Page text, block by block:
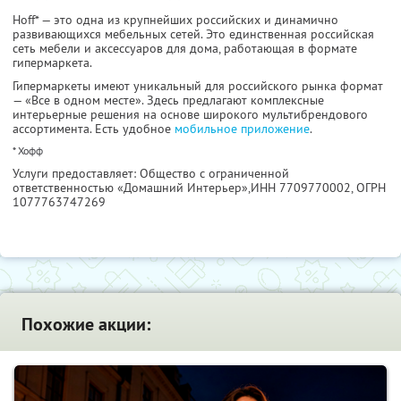
Hoff* — это одна из крупнейших российских и динамично
развивающихся мебельных сетей. Это единственная российская
сеть мебели и аксессуаров для дома, работающая в формате
гипермаркета.
Гипермаркеты имеют уникальный для российского рынка формат
— «Все в одном месте». Здесь предлагают комплексные
интерьерные решения на основе широкого мультибрендового
ассортимента. Есть удобное мобильное приложение.
* Хофф
Услуги предоставляет: Общество с ограниченной
ответственностью «Домашний Интерьер»,ИНН 7709770002, ОГРН
1077763747269
Похожие акции: